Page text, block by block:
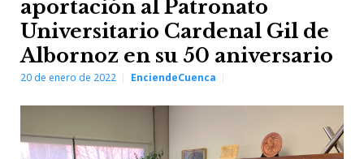
aportación al Patronato
Universitario Cardenal Gil de
Albornoz en su 50 aniversario
20 de enero de 2022 EnciendeCuenca